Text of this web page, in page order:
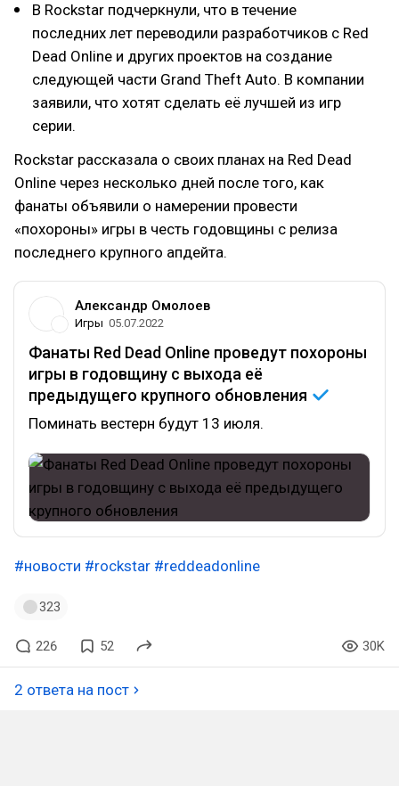
В Rockstar подчеркнули, что в течение
последних лет переводили разработчиков с Red
Dead Online и других проектов на создание
следующей части Grand Theft Auto. В компании
заявили, что хотят сделать её лучшей из игр
серии.
Rockstar рассказала о своих планах на Red Dead
Online через несколько дней после того, как
фанаты объявили о намерении провести
«похороны» игры в честь годовщины с релиза
последнего крупного апдейта.
Александр Омолоев
Игры 05.07.2022
Фанаты Red Dead Online проведут похороны
игры в годовщину с выхода её
предыдущего крупного обновления
Поминать вестерн будут 13 июля.
#новости #rockstar #reddeadonline
323
226 52 30K
2 ответа на пост